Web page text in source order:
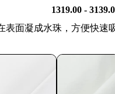
1319.00 -
表面凝成水珠，方便快速